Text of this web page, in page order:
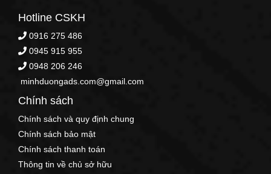
Hotline CSKH
0916 275 486
0945 915 955
0948 206 246
minhduongads.com@gmail.com
Chính sách
Chính sách và quy định chung
Chính sách bảo mật
Chính sách thanh toán
Thông tin về chủ sở hữu